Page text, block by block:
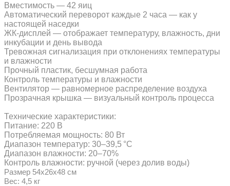
Вместимость — 42 яиц
Автоматический переворот каждые 2 часа — как у
настоящей наседки
ЖК-дисплей — отображает температуру, влажность, дни
инкубации и день вывода
Тревожная сигнализация при отклонениях температуры
и влажности
Прочный пластик, бесшумная работа
Контроль температуры и влажности
Вентилятор — равномерное распределение воздуха
Прозрачная крышка — визуальный контроль процесса
Технические характеристики:
Питание: 220 В
Потребляемая мощность: 80 Вт
Диапазон температур: 30–39,5 °C
Диапазон влажности: 20–70%
Контроль влажности: ручной (через долив воды)
Размер 54x26x48 см
Вес: 4,5 кг